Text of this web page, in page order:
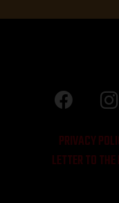
PRIVACY
LETTER TO